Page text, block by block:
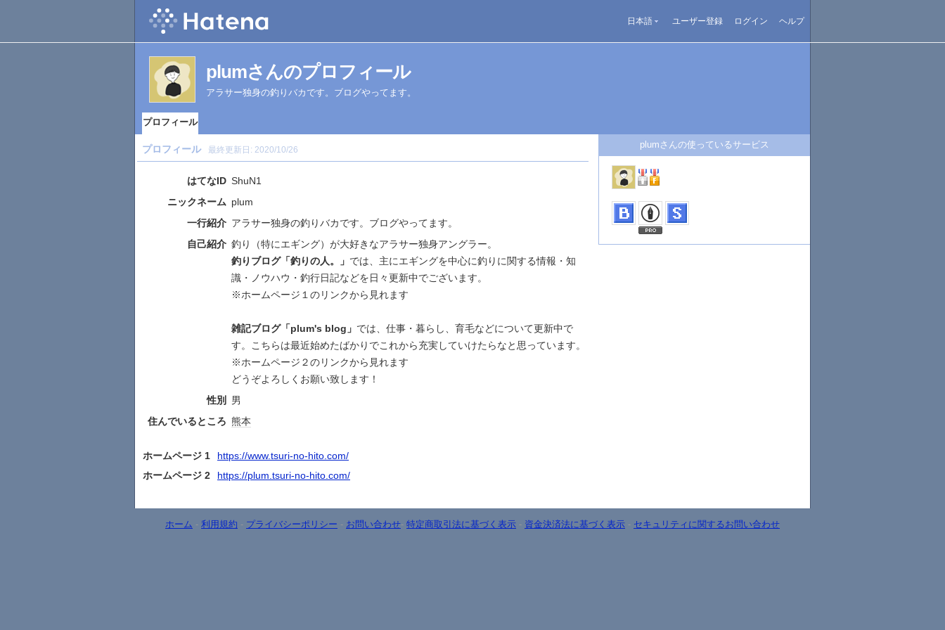
日本語 ユーザー登録 ログイン ヘルプ
plumさんのプロフィール
アラサー独身の釣りバカです。ブログやってます。
プロフィール
プロフィール 最終更新日: 2020/10/26
はてなID ShuN1
ニックネーム plum
一行紹介 アラサー独身の釣りバカです。ブログやってます。
自己紹介 釣り（特にエギング）が大好きなアラサー独身アングラー。
釣りブログ「釣りの人。」 では、主にエギングを中心に釣りに関する情報・知
識・ノウハウ・釣行日記などを日々更新中でございます。
※ホームページ１のリンクから見れます
雑記ブログ「plum's blog」 では、仕事・暮らし、育毛などについて更新中で
す。こちらは最近始めたばかりでこれから充実していけたらなと思っています。
※ホームページ２のリンクから見れます
どうぞよろしくお願い致します！
性別
男
住んでいるところ 熊本
ホームページ 1
https://www.tsuri-no-hito.com/
ホームページ 2
https://plum.tsuri-no-hito.com/
plumさんの使っているサービス
ホーム - 利用規約 - プライバシーポリシー - お問い合わせ- 特定商取引法に基づく表示 - 資金決済法に基づく表示 - セキュリティに関するお問い合わせ